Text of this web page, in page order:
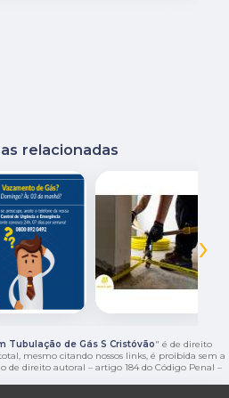
relacionadas
›
Tubulação de Gás S Cristóvão" é de direito
mesmo citando nossos links, é proibida sem a
de direito autoral – artigo 184 do Código Penal –